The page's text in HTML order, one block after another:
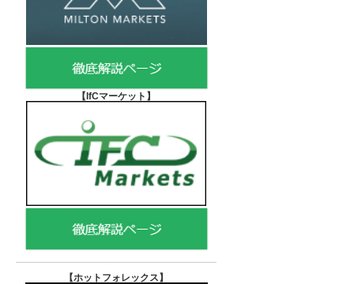
【IfCマーケット 】
【ホットフォレックス】